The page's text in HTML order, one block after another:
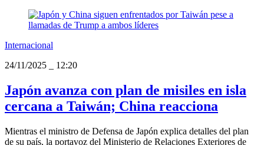
Internacional
24/11/2025
12:20
Japón avanza con plan de misiles en isla
cercana a Taiwán; China reacciona
Mientras el ministro de Defensa de Japón explica detalles del plan
de su país, la portavoz del Ministerio de Relaciones Exteriores de